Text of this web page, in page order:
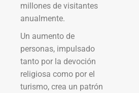
millones de visitantes
anualmente.
Un aumento de
personas, impulsado
tanto por la devoción
religiosa como por el
turismo, crea un patrón